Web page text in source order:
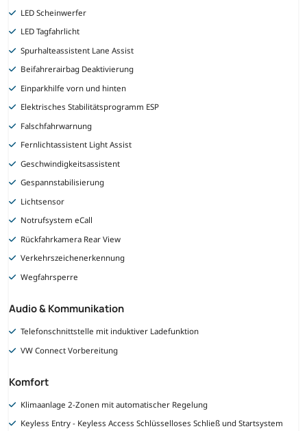
LED Scheinwerfer
LED Tagfahrlicht
Spurhalteassistent Lane Assist
Beifahrerairbag Deaktivierung
Einparkhilfe vorn und hinten
Elektrisches Stabilitätsprogramm ESP
Falschfahrwarnung
Fernlichtassistent Light Assist
Geschwindigkeitsassistent
Gespannstabilisierung
Lichtsensor
Notrufsystem eCall
Rückfahrkamera Rear View
Verkehrszeichenerkennung
Wegfahrsperre
Audio & Kommunikation
Telefonschnittstelle mit induktiver Ladefunktion
VW Connect Vorbereitung
Komfort
Klimaanlage 2-Zonen mit automatischer Regelung
Keyless Entry - Keyless Access Schlüsselloses Schließ und Startsystem